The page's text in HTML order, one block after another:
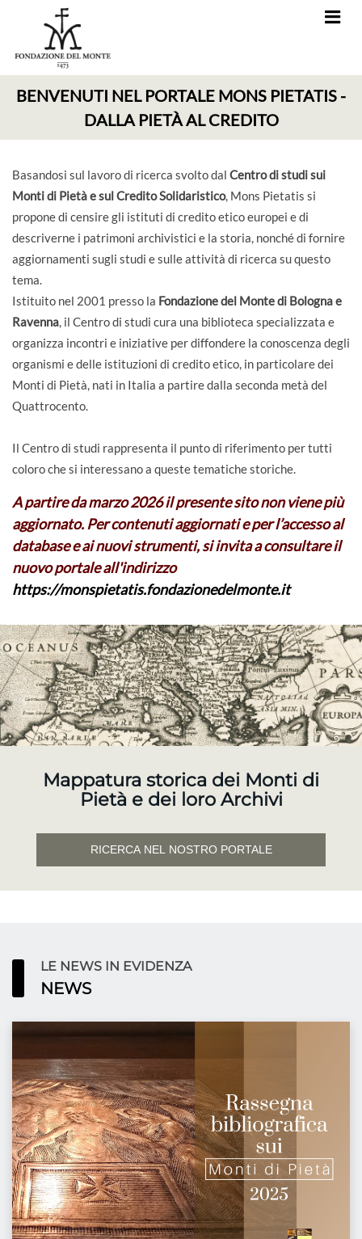
BENVENUTI NEL PORTALE MONS PIETATIS -
DALLA PIETÀ AL CREDITO
Basandosi sul lavoro di ricerca svolto dal Centro di studi sui
Monti di Pietà e sul Credito Solidaristico, Mons Pietatis si
propone di censire gli istituti di credito etico europei e di
descriverne i patrimoni archivistici e la storia, nonché di fornire
aggiornamenti sugli studi e sulle attività di ricerca su questo
tema.
Istituito nel 2001 presso la Fondazione del Monte di Bologna e
Ravenna, il Centro di studi cura una biblioteca specializzata e
organizza incontri e iniziative per diffondere la conoscenza degli
organismi e delle istituzioni di credito etico, in particolare dei
Monti di Pietà, nati in Italia a partire dalla seconda metà del
Quattrocento.
Il Centro di studi rappresenta il punto di riferimento per tutti
coloro che si interessano a queste tematiche storiche.
A partire da marzo 2026 il presente sito non viene più
aggiornato. Per contenuti aggiornati e per l’accesso al
database e ai nuovi strumenti, si invita a consultare il
nuovo portale all'indirizzo
https://monspietatis.fondazionedelmonte.it
Mappatura storica dei Monti di
Pietà e dei loro Archivi
RICERCA NEL NOSTRO PORTALE
LE NEWS IN EVIDENZA
NEWS